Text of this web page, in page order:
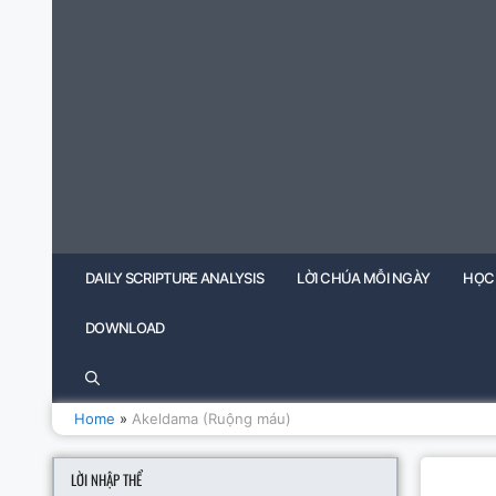
DAILY SCRIPTURE ANALYSIS LỜI CHÚA MỖI NGÀY
DOWNLOAD
Home » Akeldama (Ruộng máu)
LỜI NHẬP THỂ